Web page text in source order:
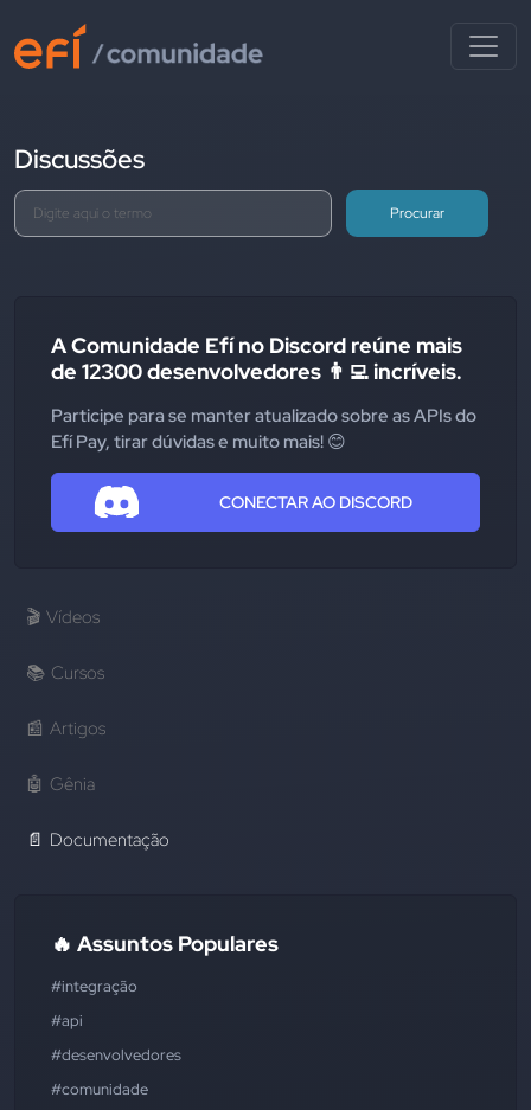
Discussões
Procurar
A Comunidade Efí no Discord reúne mais
de 12300 desenvolvedores 👨‍💻 incríveis.
Participe para se manter atualizado sobre as APIs do
Efí Pay, tirar dúvidas e muito mais! 😊
CONECTAR AO DISCORD
🎬 Vídeos
📚 Cursos
📰 Artigos
🤖 Gênia
📄 Documentação
🔥 Assuntos Populares
#integração
#api
#desenvolvedores
#comunidade